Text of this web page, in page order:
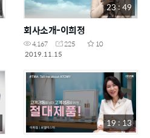
23 : 49
회사소개-이희정
4,167 225
10
2019.11.15
19 : 13